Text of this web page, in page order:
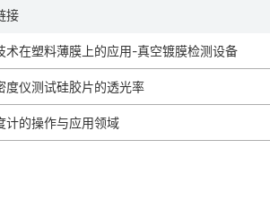
接
术在塑料薄膜上的应用-真空镀膜检测设备
度仪测试硅胶片的透光率
计的操作与应用领域